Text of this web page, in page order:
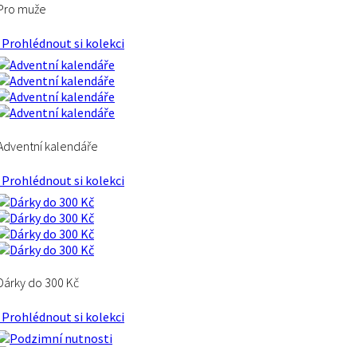
muže
si kolekci
kalendáře
si kolekci
do 300 Kč
si kolekci